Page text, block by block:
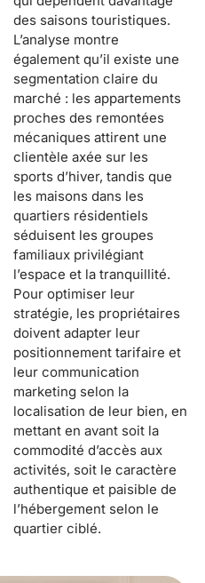
quartier ciblé.